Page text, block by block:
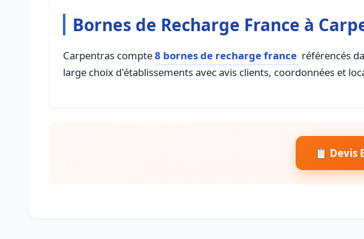
Bornes de Recharge France à
Carpentras compte8 bornes de recharge france référencés
large choix d'établissements avec avis clients, coordonnées et
📋 Devis